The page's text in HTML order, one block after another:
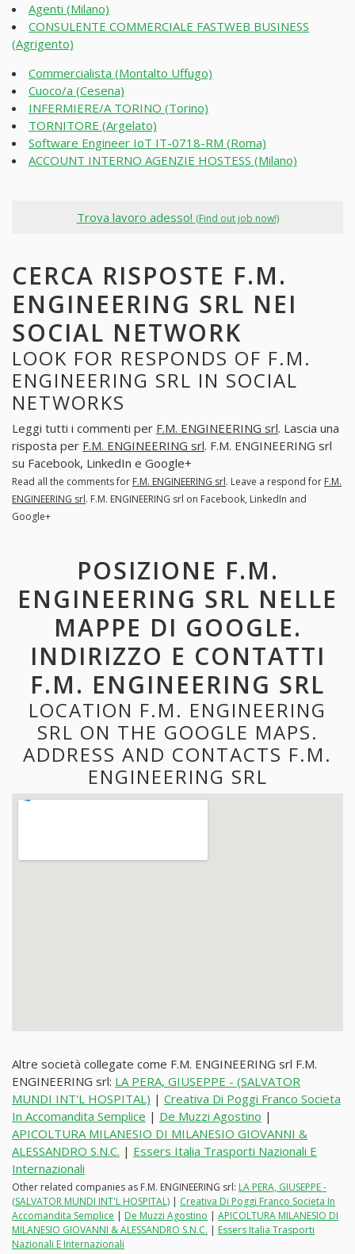
Agenti (Milano)
CONSULENTE COMMERCIALE FASTWEB BUSINESS
(Agrigento)
Commercialista (Montalto Uffugo)
Cuoco/a (Cesena)
INFERMIERE/A TORINO (Torino)
TORNITORE (Argelato)
Software Engineer IoT IT-0718-RM (Roma)
ACCOUNT INTERNO AGENZIE HOSTESS (Milano)
Trova lavoro adesso! (Find out job now!)
CERCA RISPOSTE F.M.
ENGINEERING SRL NEI
SOCIAL NETWORK
LOOK FOR RESPONDS OF F.M.
ENGINEERING SRL IN SOCIAL
NETWORKS
Leggi tutti i commenti per F.M. ENGINEERING srl. Lascia una
risposta per F.M. ENGINEERING srl. F.M. ENGINEERING srl
su Facebook, LinkedIn e Google+
Read all the comments for F.M. ENGINEERING srl. Leave a respond for F.M.
ENGINEERING srl. F.M. ENGINEERING srl on Facebook, LinkedIn and
Google+
POSIZIONE F.M.
ENGINEERING SRL NELLE
MAPPE DI GOOGLE.
INDIRIZZO E CONTATTI
F.M. ENGINEERING SRL
LOCATION F.M. ENGINEERING
SRL ON THE GOOGLE MAPS.
ADDRESS AND CONTACTS F.M.
ENGINEERING SRL
Altre società collegate come F.M. ENGINEERING srl F.M.
ENGINEERING srl: LA PERA, GIUSEPPE - (SALVATOR
MUNDI INT'L HOSPITAL) | Creativa Di Poggi Franco Societa
In Accomandita Semplice | De Muzzi Agostino |
APICOLTURA MILANESIO DI MILANESIO GIOVANNI &
ALESSANDRO S.N.C. | Essers Italia Trasporti Nazionali E
Internazionali
Other related companies as F.M. ENGINEERING srl: LA PERA, GIUSEPPE -
(SALVATOR MUNDI INT'L HOSPITAL) | Creativa Di Poggi Franco Societa In
Accomandita Semplice | De Muzzi Agostino | APICOLTURA MILANESIO DI
MILANESIO GIOVANNI & ALESSANDRO S.N.C. | Essers Italia Trasporti
Nazionali E Internazionali